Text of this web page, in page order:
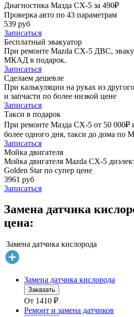
Диагностика Мазда СХ-5 за 490₽
Проверка авто по 43 параметрам
539 руб
Записаться
Бесплатный эвакуатор
При ремонте Mazda CX-5 ДВС,
МКАД в подарок.
Записаться
Сделаем дешевле
При калькуляции на руках из
и запчасти по более низкой цене
Записаться
Такси в подарок
При ремонте Мазда СХ-5 от 50 000₽
более одного дня, такси до дома по
Записаться
Мойка двигателя
Мойка двигателя Mazda CX-5
Golden Star по супер цене
3961 руб
Записаться
Замена датчика
цена:
Замена датчика кислорода
Замена датчика кислорода
Заказать
От 1410 ₽
Ремонт и замена датчиков